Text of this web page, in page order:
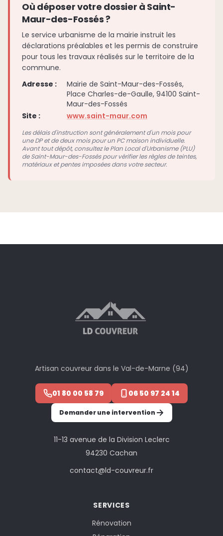
Où déposer votre dossier à Saint-
Maur-des-Fossés ?
Le service urbanisme de la mairie instruit les
déclarations préalables et les permis de construire
pour tous les travaux réalisés sur le territoire de la
commune.
Adresse :
Mairie de Saint-Maur-des-Fossés,
Place Charles-de-Gaulle, 94100 Saint-
Maur-des-Fossés
Site :
www.saint-maur.com
Les délais d'instruction sont généralement d'un mois pour
une DP et de deux mois pour un PC maison individuelle.
Avant tout dépôt, consultez le Plan Local d'Urbanisme (PLU)
de Saint-Maur-des-Fossés pour vérifier les règles de teintes,
matériaux et pentes imposées dans votre secteur.
Artisan couvreur dans le Val-de-Marne (94)
01 80 00 58 79 06 50 97 24 14
Demander une intervention
11-13 avenue de la Division Leclerc
94230 Cachan
contact@ld-couvreur.fr
SERVICES
Rénovation